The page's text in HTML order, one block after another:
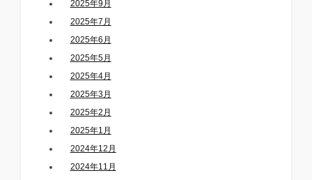
2025年9月
2025年7月
2025年6月
2025年5月
2025年4月
2025年3月
2025年2月
2025年1月
2024年12月
2024年11月